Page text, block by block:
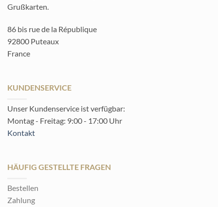
Grußkarten.
86 bis rue de la République
92800 Puteaux
France
KUNDENSERVICE
Unser Kundenservice ist verfügbar:
Montag - Freitag: 9:00 - 17:00 Uhr
Kontakt
HÄUFIG GESTELLTE FRAGEN
Bestellen
Zahlung